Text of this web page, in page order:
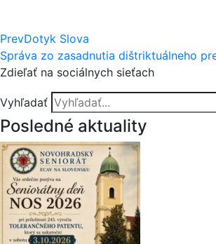
PrevDotyk Slova
Správa zo zasadnutia dištriktuálneho
Zdieľať na sociálnych sieťach
Vyhľadať
Posledné aktuality